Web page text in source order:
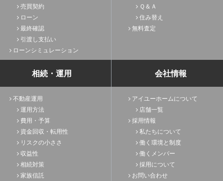
売買契約
ローン
最終確認
引渡し支払い
ローンシミュレーション
Ｑ＆Ａ
住み替え
無料査定
相続・運用
不動産運用
運用方法
費用・予算
資金回収・転用性
リスクの小ささ
収益性
相続対策
家族信託
会社情報
アイユーホームについて
店舗一覧
採用情報
私たちについて
働く環境と制度
働くメンバー
採用について
お問い合わせ